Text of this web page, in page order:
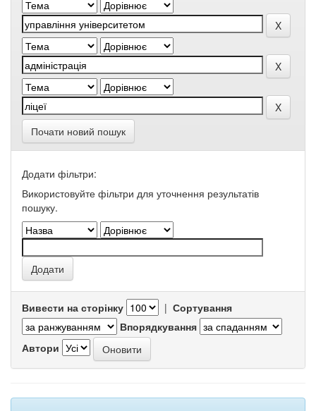
Почати новий пошук
Додати фільтри:
Використовуйте фільтри для уточнення результатів
пошуку.
Вивести на сторінку | Сортування
Впорядкування
Автори